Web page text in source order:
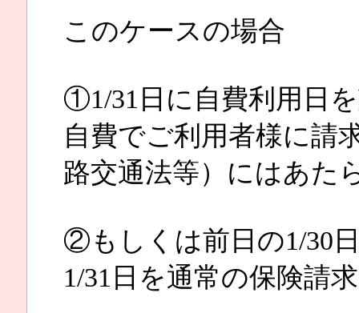
このケースの場合
①1/31日に自費利用日
自費でご利用者様に請
路交通法等）にはあた
②もしくは前日の1/30
1/31日を通常の保険請